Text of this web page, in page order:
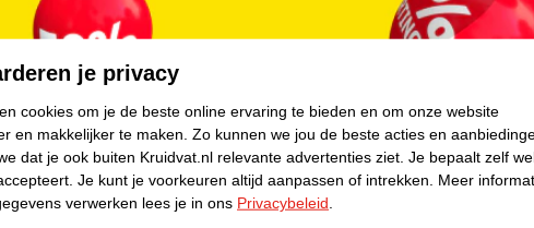
Over Kruidvat
Pers
Winkelformule
Bedrijfsgegevens
je privacy
cookies om je de beste online ervaring te bieden en om onze website
en makkelijker te maken. Zo kunnen we jou de beste acties en
dat je ook buiten Kruidvat.nl relevante advertenties ziet. Je bepaalt zelf
Je kunt je voorkeuren altijd aanpassen of intrekken.
Meer
verwerken lees je in ons Privacybeleid